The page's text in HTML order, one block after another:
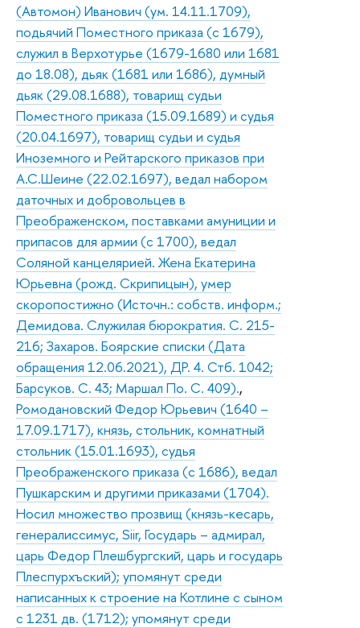
(Автомон) Иванович (ум. 14.11.1709),
подьячий Поместного приказа (с 1679),
служил в Верхотурье (1679-1680 или 1681
до 18.08), дьяк (1681 или 1686), думный
дьяк (29.08.1688), товарищ судьи
Поместного приказа (15.09.1689) и судья
(20.04.1697), товарищ судьи и судья
Иноземного и Рейтарского приказов при
А.С.Шеине (22.02.1697), ведал набором
даточных и добровольцев в
Преображенском, поставками амуниции и
припасов для армии (с 1700), ведал
Соляной канцелярией. Жена Екатерина
Юрьевна (рожд. Скрипицын), умер
скоропостижно (Источн.: собств. информ.;
Демидова. Служилая бюрократия. С. 215-
216; Захаров. Боярские списки (Дата
обращения 12.06.2021), ДР. 4. Стб. 1042;
Барсуков. С. 43; Маршал По. С. 409).,
Ромодановский Федор Юрьевич (1640 –
17.09.1717), князь, стольник, комнатный
стольник (15.01.1693), судья
Преображенского приказа (с 1686), ведал
Пушкарским и другими приказами (1704).
Носил множество прозвищ (князь-кесарь,
генералиссимус, Siir, Государь – адмирал,
царь Федор Плешбургский, царь и государь
Плеспурхъский); упомянут среди
написанных к строение на Котлине с сыном
с 1231 дв. (1712); упомянут среди